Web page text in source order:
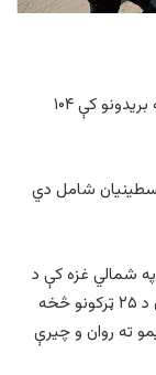
په غزه کې د پرون سهار راهیسې د اسرائیلي پوځ په بریدونو کې ۱۰۴
په شهیدانو کې ۷۸ هغه فلسطینیان شامل دي
په شمالي غزه کې د
دوی پر مرستندویه کاروان هم ډزې شوي، دا کاروان د ۲۵ ټرکونو څخه
ته روان و چیرې